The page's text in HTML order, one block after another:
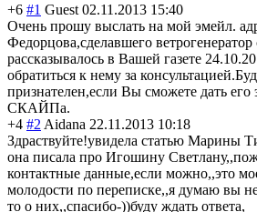
+6 #1 Guest 02.11.2013 15:40
Очень прошу выслать на мой эмейл.
Федорцова,сделавшего
рассказывалось в Вашей газете
обратиться к нему за консультацией.Б
признателен,если Вы сможете дать
СКАЙПа.
+4 #2 Aidana 22.11.2013 10:18
Здраствуйте!увидела статью Марины
она писала про Игошину
контактные данные,если можно,,это
молодости по переписке,,я думаю вы
то о них,,спасибо-))буду ждать ответа,